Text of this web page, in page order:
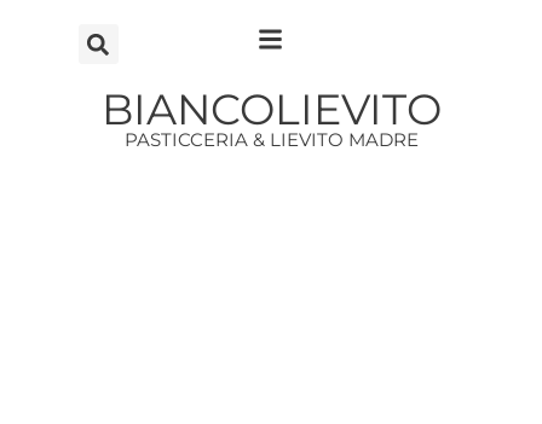
BIANCOLIEVITO
PASTICCERIA & LIEVITO MADRE